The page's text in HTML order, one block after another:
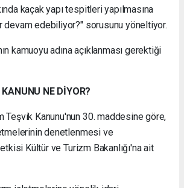
kaçak yapı tespitleri yapılmasına
devam edebiliyor?" sorusunu yöneltiyor.
kamuoyu adına açıklanması gerektiği
NE DİYOR?
Teşvik Kanunu'nun 30. maddesine göre,
denetlenmesi ve
Kültür ve Turizm Bakanlığı'na ait